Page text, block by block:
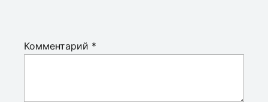
Комментарий *